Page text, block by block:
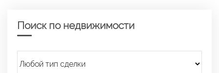
Поиск по недвижимости